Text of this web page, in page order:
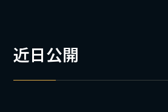
近日公開